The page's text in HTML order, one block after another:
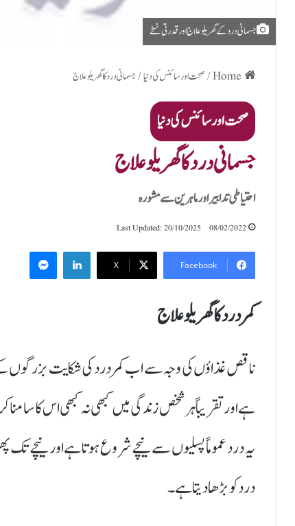
جسمانی درد کے گھریلو علاج اور قدرتی نسخے
/صحت اور سائنس کی دنیا/جسمانی درد کا گھریلو علاج
صحت اور سائنس کی دنیا
جسمانی درد کا گھریلو علاج
احتیاطی تدابیر اور ماہرین سے مشورہ
08/02/2022
Last Updated: 20/10/2025
Facebook
X
LinkedIn
کمر درد کا گھریلو علاج
ناقص غذاؤں کی وجہ سے اب کمر درد کی شکایت بزرگوں کے
ہے اور تقریباً ہر شخص زندگی میں کبھی نہ کبھی اس کا سامنا
یہ درد عموماً پسلیوں سے نیچے شروع ہوتا ہے اور نیچے تک
درد کو بڑھا دیتا ہے۔